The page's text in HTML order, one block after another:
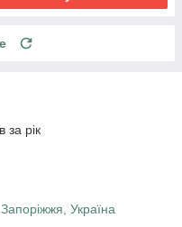
за рік
Україна